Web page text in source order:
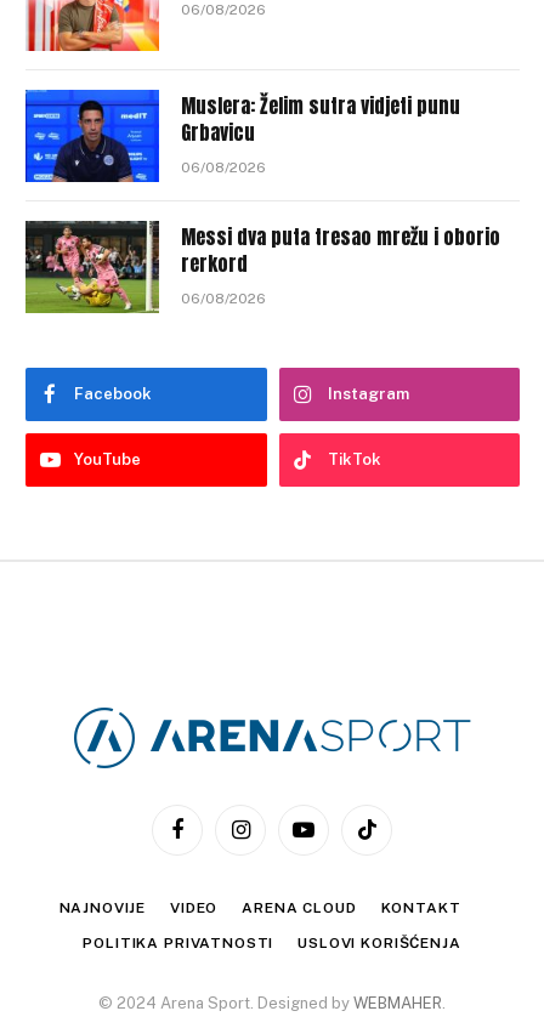
06/08/2026
Muslera: Želim sutra vidjeti punu
Grbavicu
06/08/2026
Messi dva puta tresao mrežu i oborio
rerkord
06/08/2026
Facebook Instagram
YouTube TikTok
FacebookInstagramYouTubeTikTok
NAJNOVIJE VIDEO ARENA CLOUD KONTAKT
POLITIKA PRIVATNOSTI USLOVI KORIŠĆENJA
© 2024 Arena Sport. Designed by WEBMAHER.